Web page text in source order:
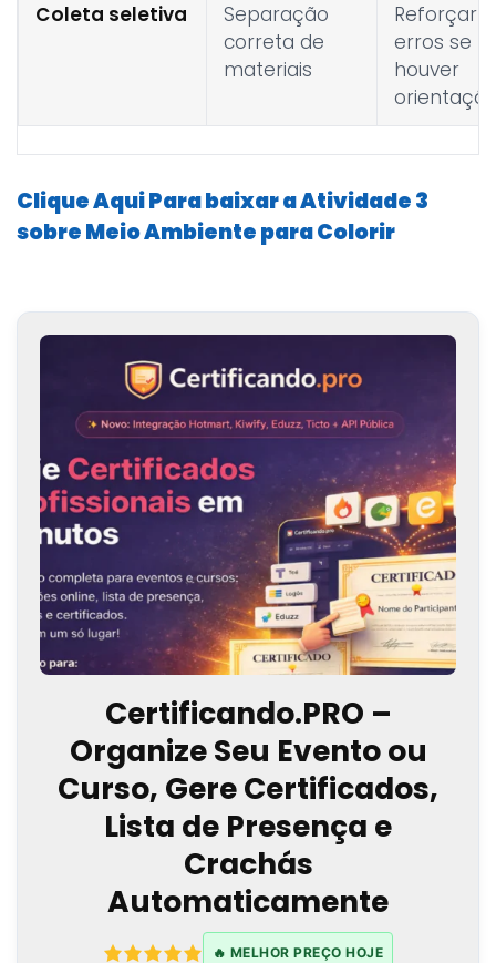
Coleta seletiva
Separação
correta de
materiais
Reforçar
erros se
houver
Clique Aqui Para baixar a Atividade 3
sobre Meio Ambiente para Colorir
Certificando.PRO –
Organize Seu Evento ou
Curso, Gere Certificados,
Lista de Presença e
Crachás
Automaticamente
🔥 MELHOR PREÇO HOJE